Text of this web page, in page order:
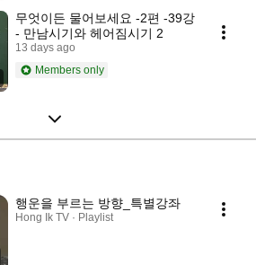
무엇이든 물어보세요 -2편 -39강
- 만남시기와 헤어짐시기 2
13 days ago
Members only
행운을 부르는 방향_특별강좌
Hong Ik TV · Playlist